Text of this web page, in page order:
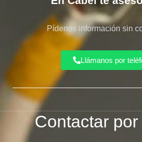
Pídenos información sin
Llámanos por
Contactar